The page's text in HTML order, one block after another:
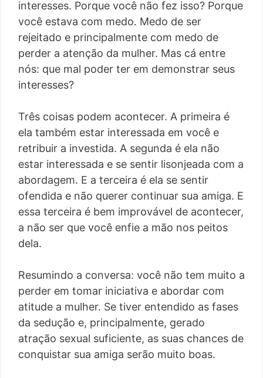
interesses. Porque você não fez isso? Porque
você estava com medo. Medo de ser
rejeitado e principalmente com medo de
perder a atenção da mulher. Mas cá entre
nós: que mal poder ter em demonstrar seus
interesses?
Três coisas podem acontecer. A primeira é
ela também estar interessada em você e
retribuir a investida. A segunda é ela não
estar interessada e se sentir lisonjeada com a
abordagem. E a terceira é ela se sentir
ofendida e não querer continuar sua amiga. E
essa terceira é bem improvável de acontecer,
a não ser que você enfie a mão nos peitos
dela.
Resumindo a conversa: você não tem muito a
perder em tomar iniciativa e abordar com
atitude a mulher. Se tiver entendido as fases
da sedução e, principalmente, gerado
atração sexual suficiente, as suas chances de
conquistar sua amiga serão muito boas.